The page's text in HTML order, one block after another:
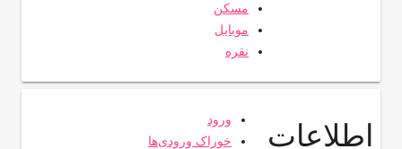
مسکن
موبایل
نقره
اطلاعات
ورود
خوراک ورودی‌ها